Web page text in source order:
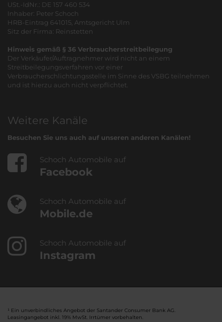
USt.-IdNr.: DE 157 460 534
Inhaber: Peter Schoch
HRB-Eintrag 641015, Amtsgericht Ulm
Sitz der Firma: Reinstetten
Hinweis gemäß § 36 Verbraucherstreitbeilegung
Der Verkäufer/Auftragnehmer wird nicht an einem
Streitbeilegungsverfahren vor einer
Verbraucherschlichtungsstelle im Sinne des VSBG teilnehmen
und ist hierzu auch nicht verpflichtet.
Weitere Kanäle
Besuchen Sie uns auch auf unseren anderen Kanälen!
Schoch Automobile auf
Facebook
Schoch Automobile auf
Mobile.de
Schoch Automobile auf
Instagram
¹ Ein unverbindliches Angebot der Santander Consumer Bank AG.
Leasingangebot inkl. 19% MwSt. Irrtümer vorbehalten.